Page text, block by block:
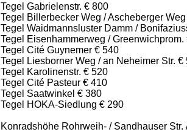
Tegel Gabrielenstr. € 800
Tegel Billerbecker Weg / Ascheberger
Tegel Waidmannsluster Damm /
Tegel Eisenhammerweg / Greenwichprom.
Tegel Cité Guynemer € 540
Tegel Liesborner Weg / an Neheimer Str. €
Tegel Karolinenstr. € 520
Tegel Cité Pasteur € 410
Tegel Saatwinkel € 380
Tegel HOKA-Siedlung € 290
Konradshöhe Rohrweih- / Sandhauser Str.